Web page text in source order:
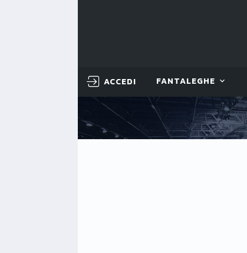
ACCEDI FANTALEGHE